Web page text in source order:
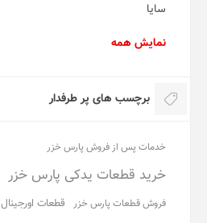
سایا
نمایش همه
برچسب های پر طرفدار
خدمات پس از فروش پارس خزر
خرید قطعات یدکی پارس خزر
فروش قطعات پارس خزر
قطعات اورجینال